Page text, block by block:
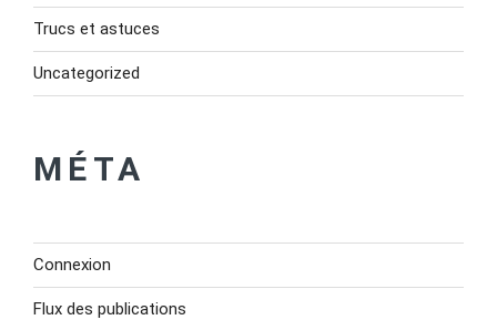
Trucs et astuces
Uncategorized
MÉTA
Connexion
Flux des publications